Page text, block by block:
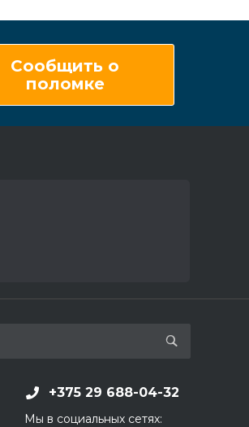
Сообщить о
поломке
+375 29 688-04-32
Мы в социальных сетях: